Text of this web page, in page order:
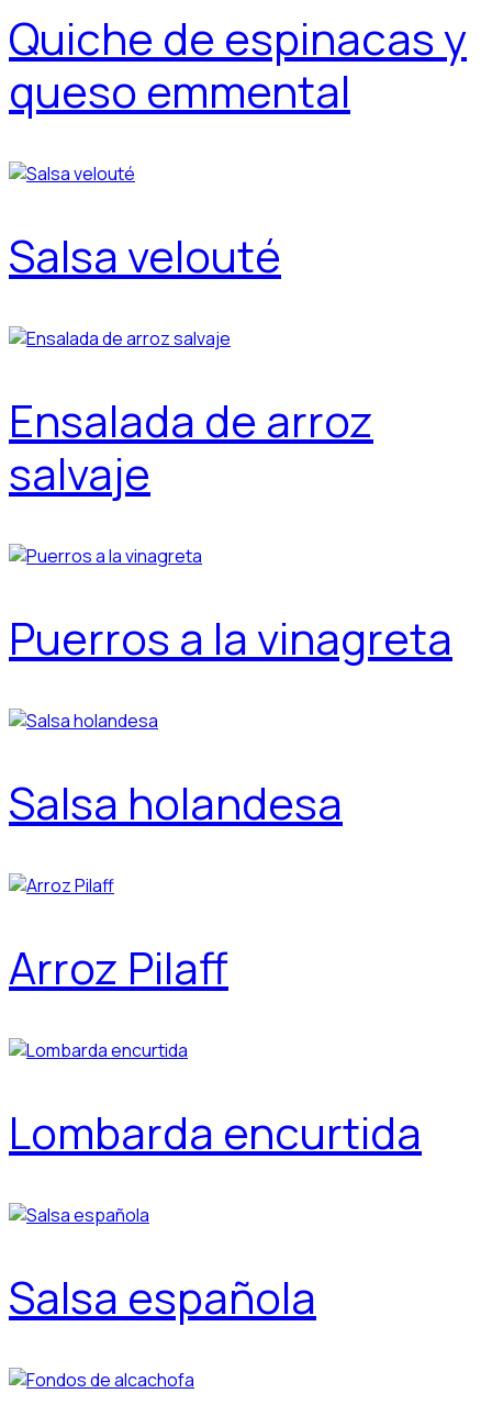
Quiche de espinacas y
queso emmental
Salsa velouté
Ensalada de arroz
salvaje
Puerros a la vinagreta
Salsa holandesa
Arroz Pilaff
Lombarda encurtida
Salsa española